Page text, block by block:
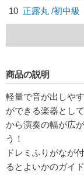
10 正露丸 /初中級
商品の説明
軽量で音が出しや
ができる楽器とし
から演奏の幅が広
う！
ドレミふりがなが
るとよいかのガイ